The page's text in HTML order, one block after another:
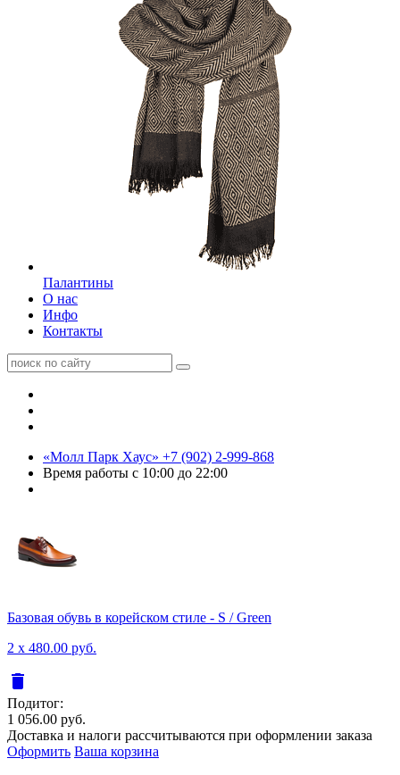
Палантины
О нас
Инфо
Контакты
«Молл Парк Хаус» +7 (902) 2-999-868
Время работы с 10:00 до 22:00
Базовая обувь в корейском стиле - S / Green
2 x 480.00 руб.
delete
Подитог:
1 056.00 руб.
Доставка и налоги рассчитываются при оформлении заказа
Оформить Ваша корзина